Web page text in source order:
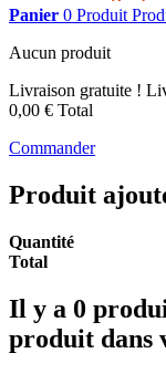
Panier 0 Produit
Aucun produit
Livraison gratuite !
0,00 € Total
Commander
Produit
Quantité
Total
Il y a 0
produit dans